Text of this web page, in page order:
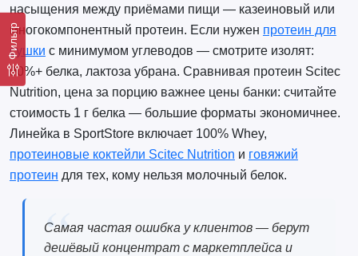
Фильтр
насыщения между приёмами пищи — казеиновый или
многокомпонентный протеин. Если нужен протеин для
сушки с минимумом углеводов — смотрите изолят:
90%+ белка, лактоза убрана. Сравнивая протеин Scitec
Nutrition, цена за порцию важнее цены банки: считайте
стоимость 1 г белка — большие форматы экономичнее.
Линейка в SportStore включает 100% Whey,
протеиновые коктейли Scitec Nutrition и говяжий
протеин для тех, кому нельзя молочный белок.
Самая частая ошибка у клиентов — берут
дешёвый концентрат с маркетплейса и